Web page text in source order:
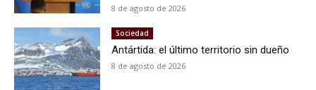
8 de agosto de 2026
Sociedad
Antártida: el último territorio sin dueño
8 de agosto de 2026